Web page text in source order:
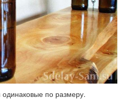
по размеру.